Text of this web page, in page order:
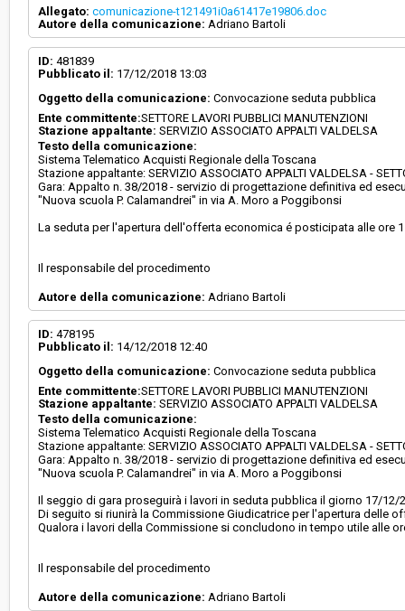
Allegato: comunicazione-t121491i0a61417e19806.doc
Autore della comunicazione: Adriano Bartoli
ID: 481839
Pubblicato il: 17/12/2018 13:03
Oggetto della comunicazione: Convocazione seduta pubblica
Ente committente:SETTORE LAVORI PUBBLICI MANUTENZIONI
Stazione appaltante: SERVIZIO ASSOCIATO APPALTI VALDELSA
Testo della comunicazione:
Sistema Telematico Acquisti Regionale della Toscana
Stazione appaltante: SERVIZIO ASSOCIATO APPALTI VALDELSA -
Gara: Appalto n. 38/2018 - servizio di progettazione definitiva ed
"Nuova scuola P. Calamandrei" in via A. Moro a Poggibonsi
La seduta per l'apertura dell'offerta economica é posticipata alle ore
Il responsabile del procedimento
Autore della comunicazione: Adriano Bartoli
ID: 478195
Pubblicato il: 14/12/2018 12:40
Oggetto della comunicazione: Convocazione seduta pubblica
Ente committente:SETTORE LAVORI PUBBLICI MANUTENZIONI
Stazione appaltante: SERVIZIO ASSOCIATO APPALTI VALDELSA
Testo della comunicazione:
Sistema Telematico Acquisti Regionale della Toscana
Stazione appaltante: SERVIZIO ASSOCIATO APPALTI VALDELSA -
Gara: Appalto n. 38/2018 - servizio di progettazione definitiva ed
"Nuova scuola P. Calamandrei" in via A. Moro a Poggibonsi
Il seggio di gara proseguirà i lavori in seduta pubblica il giorno 17/12/
Di seguito si riunirà la Commissione Giudicatrice per l'apertura delle
Qualora i lavori della Commissione si concludono in tempo utile alle
Il responsabile del procedimento
Autore della comunicazione: Adriano Bartoli